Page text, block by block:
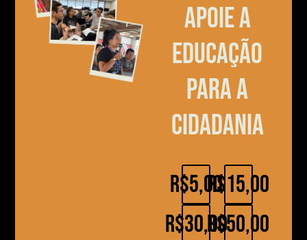
Apoie a
educação
para a
cidadania
R$5,00
R$30,00
R$15,00
R$50,00